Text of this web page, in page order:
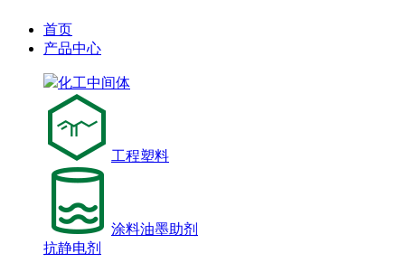
首页
产品中心
化工中间体
工程塑料
涂料油墨助剂
抗静电剂